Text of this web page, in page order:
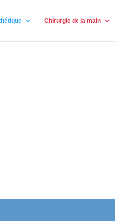
Chirurgie de la main